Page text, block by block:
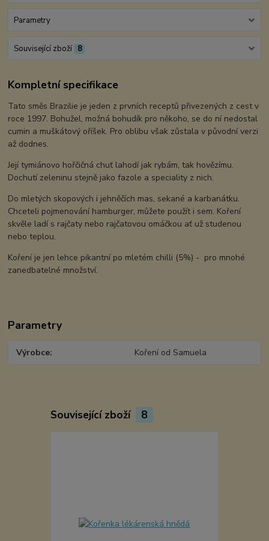
Parametry
Související zboží 8
Kompletní specifikace
Tato směs Brazilie je jeden z prvních receptů přivezených z cest v
roce 1997. Bohužel, možná bohudík pro někoho, se do ní nedostal
cumin a muškátový oříšek. Pro oblibu však zůstala v původní verzi
až dodnes.
Její tymiánovo hořčičná chuť lahodí jak rybám, tak hovězímu.
Dochutí zeleninu stejně jako fazole a speciality z nich.
Do mletých skopových i jehněčích mas, sekané a karbanátku.
Chceteli pojmenování hamburger, můžete použít i sem. Koření
skvěle ladí s rajčaty nebo rajčatovou omáčkou ať už studenou
nebo teplou.
Koření je jen lehce pikantní po mletém chilli (5%) - pro mnohé
zanedbatelné množství.
Parametry
Výrobce Koření od Samuela
Související zboží 8